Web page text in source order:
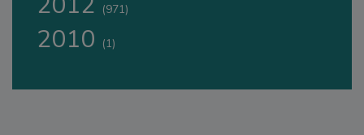
(971)
2010 (1)